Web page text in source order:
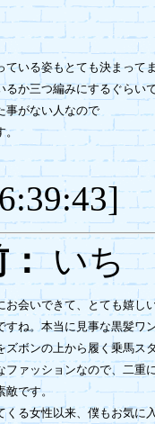
いる姿もとても決まって
か三つ編みにするぐらい
事がない人なので
。
：い
会いできて、とても嬉し
ね。本当に見事な黒髪ワ
ズボンの上から履く乗馬ス
ァッションなので、二重
敵です。
る女性以来、僕もお気に